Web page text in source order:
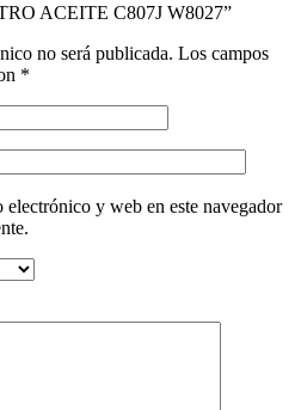
ACEITE C807J W8027”
no será publicada. Los campos
*
y web en este navegador